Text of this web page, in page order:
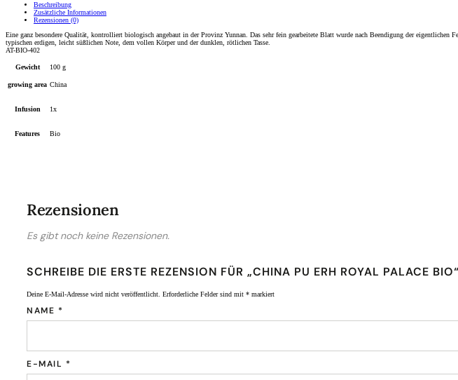
Beschreibung
Zusätzliche Informationen
Rezensionen (0)
Eine ganz besondere Qualität, kontrolliert biologisch angebaut in der Provinz Yunnan. Das sehr fein gearbeitete Blatt wurde nach Beendigung der eigentlichen
typischen erdigen, leicht süßlichen Note, dem vollen Körper und der dunklen, rötlichen Tasse.
AT-BIO-402
Gewicht 100 g
growing area China
Infusion 1x
Features Bio
Rezensionen
Es gibt noch keine Rezensionen.
SCHREIBE DIE ERSTE REZENSION FÜR „CHINA PU ERH ROYAL PALACE BIO“
Deine E-Mail-Adresse wird nicht veröffentlicht. Erforderliche Felder sind mit * markiert
NAME *
E-MAIL *